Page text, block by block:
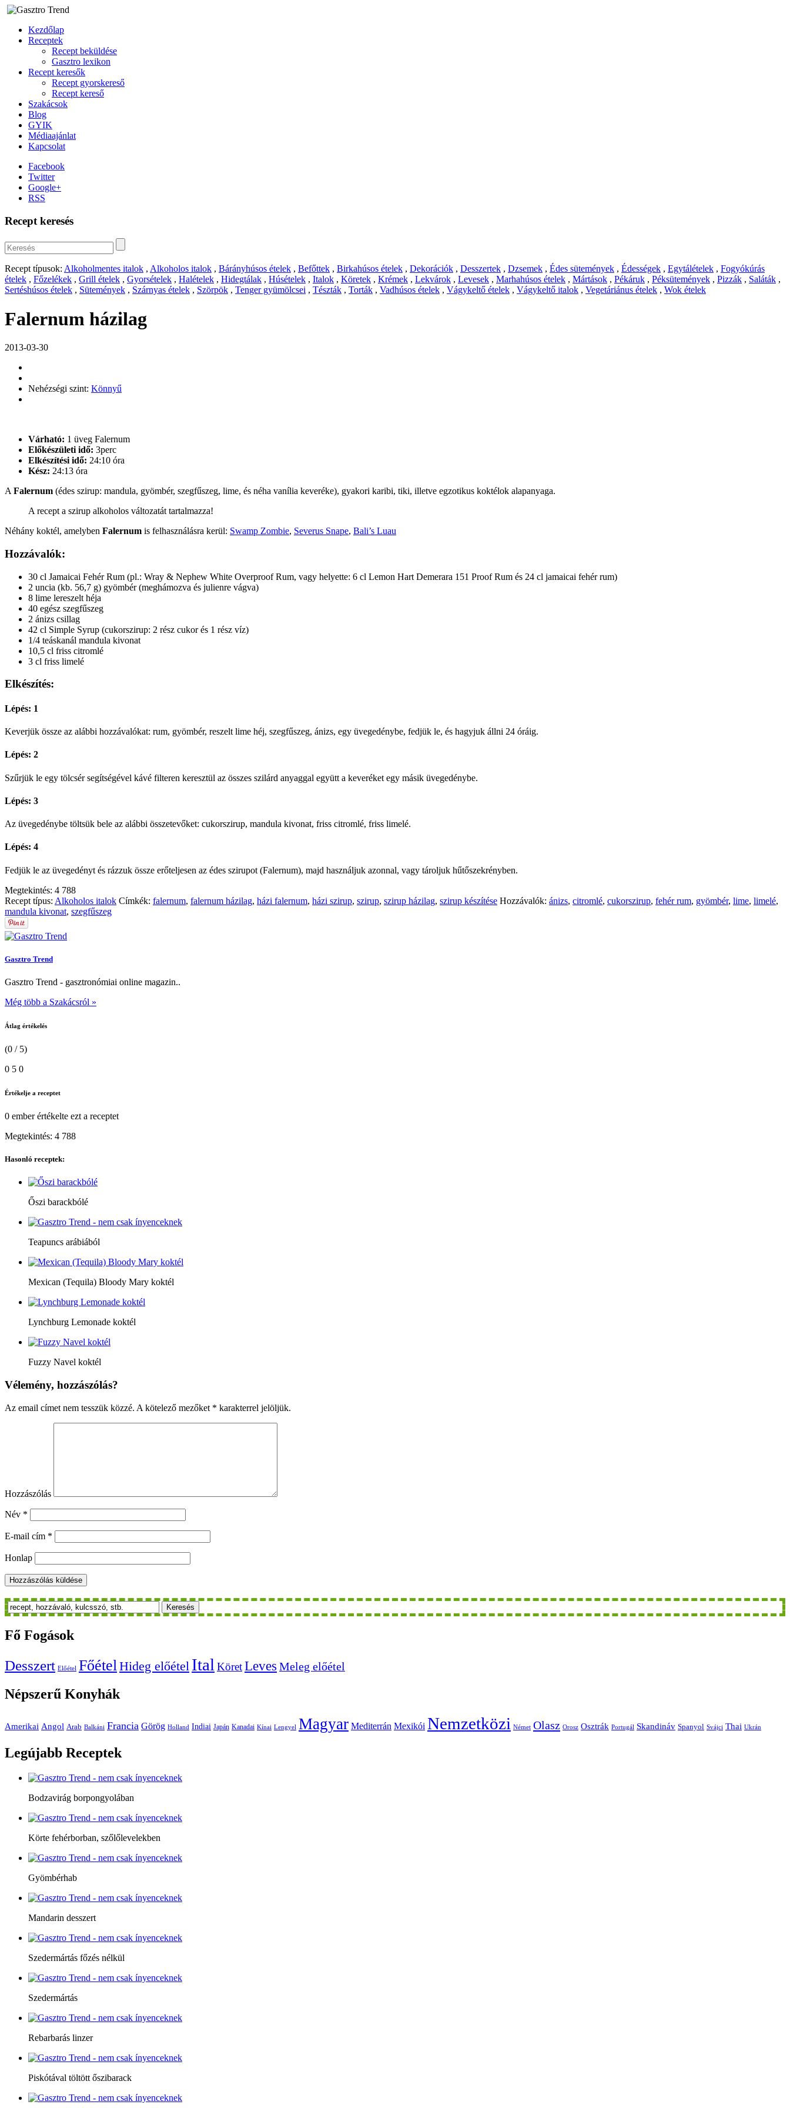
Kezdőlap
Receptek
Recept beküldése
Gasztro lexikon
Recept keresők
Recept gyorskereső
Recept kereső
Szakácsok
Blog
GYIK
Médiaajánlat
Kapcsolat
Facebook
Twitter
Google+
RSS
Recept keresés
Recept típusok: Alkoholmentes italok , Alkoholos italok , Bárányhúsos ételek , Befőttek , Birkahúsos ételek , Dekorációk , Desszertek , Dzsemek , Édes sütemények , Édességek , Egytálételek , Fogyókúrás
ételek , Főzelékek , Grill ételek , Gyorsételek , Halételek , Hidegtálak , Húsételek , Italok , Köretek , Krémek , Lekvárok , Levesek , Marhahúsos ételek , Mártások , Pékáruk , Péksütemények , Pizzák , Saláták ,
Sertéshúsos ételek , Sütemények , Szárnyas ételek , Szörpök , Tenger gyümölcsei , Tészták , Torták , Vadhúsos ételek , Vágykeltő ételek , Vágykeltő italok , Vegetáriánus ételek , Wok ételek
Falernum házilag
2013-03-30
Nehézségi szint: Könnyű
Várható: 1 üveg Falernum
Előkészületi idő: 3perc
Elkészítési idő: 24:10 óra
Kész: 24:13 óra
A Falernum (édes szirup: mandula, gyömbér, szegfűszeg, lime, és néha vanília keveréke), gyakori karibi, tiki, illetve egzotikus koktélok alapanyaga.
A recept a szirup alkoholos változatát tartalmazza!
Néhány koktél, amelyben Falernum is felhasználásra kerül: Swamp Zombie, Severus Snape, Bali’s Luau
Hozzávalók:
30 cl Jamaicai Fehér Rum (pl.: Wray & Nephew White Overproof Rum, vagy helyette: 6 cl Lemon Hart Demerara 151 Proof Rum és 24 cl jamaicai fehér rum)
2 uncia (kb. 56,7 g) gyömbér (meghámozva és julienre vágva)
8 lime lereszelt héja
40 egész szegfűszeg
2 ánizs csillag
42 cl Simple Syrup (cukorszirup: 2 rész cukor és 1 rész víz)
1/4 teáskanál mandula kivonat
10,5 cl friss citromlé
3 cl friss limelé
Elkészítés:
Lépés: 1
Keverjük össze az alábbi hozzávalókat: rum, gyömbér, reszelt lime héj, szegfűszeg, ánizs, egy üvegedénybe, fedjük le, és hagyjuk állni 24 óráig.
Lépés: 2
Szűrjük le egy tölcsér segítségével kávé filteren keresztül az összes szilárd anyaggal együtt a keveréket egy másik üvegedénybe.
Lépés: 3
Az üvegedénybe töltsük bele az alábbi összetevőket: cukorszirup, mandula kivonat, friss citromlé, friss limelé.
Lépés: 4
Fedjük le az üvegedényt és rázzuk össze erőteljesen az édes szirupot (Falernum), majd használjuk azonnal, vagy tároljuk hűtőszekrényben.
Megtekintés: 4 788
Recept típus: Alkoholos italok Címkék: falernum, falernum házilag, házi falernum, házi szirup, szirup, szirup házilag, szirup készítése Hozzávalók: ánizs, citromlé, cukorszirup, fehér rum, gyömbér, lime, limelé,
mandula kivonat, szegfűszeg
Gasztro Trend
Gasztro Trend - gasztronómiai online magazin..
Még több a Szakácsról »
Átlag értékelés
(0 / 5)
0 5 0
Értékelje a receptet
0 emberértékelte ezt a receptet
Megtekintés: 4 788
Hasonló receptek:
Őszi barackbólé
Teapuncs arábiából
Mexican (Tequila) Bloody Mary koktél
Lynchburg Lemonade koktél
Fuzzy Navel koktél
Vélemény, hozzászólás?
Az email címet nem tesszük közzé. A kötelező mezőket * karakterrel jelöljük.
Hozzászólás
Név *
E-mail cím *
Honlap
Keresés
Fő Fogások
Desszert Előétel FőételHideg előétel Ital KöretLeves Meleg előétel
Népszerű Konyhák
Amerikai Angol Arab Balkáni Francia Görög Holland Indiai Japán Kanadai Kínai Lengyel Magyar Mediterrán Mexikói Nemzetközi Német Olasz Orosz Osztrák Portugál Skandináv Spanyol Svájci Thai Ukrán
Legújabb Receptek
Bodzavirág borpongyolában
Körte fehérborban, szőlőlevelekben
Gyömbérhab
Mandarin desszert
Szedermártás főzés nélkül
Szedermártás
Rebarbarás linzer
Piskótával töltött őszibarack